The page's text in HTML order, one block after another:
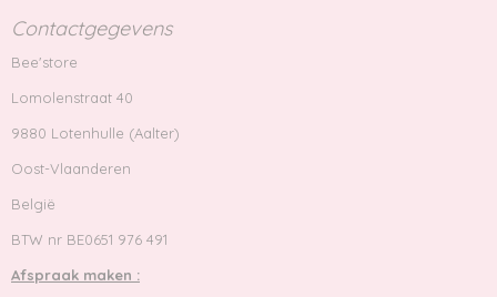
Contactgegevens
Bee'store
Lomolenstraat 40
9880 Lotenhulle (Aalter)
Oost-Vlaanderen
België
BTW nr BE0651 976 491
Afspraak maken :